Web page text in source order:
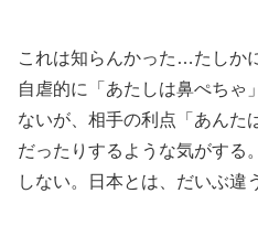
これは知らんかった…たしか
自虐的に「あたしは鼻ぺちゃ
ないが、相手の利点「あんた
だったりするような気がする
しない。日本とは、だいぶ違